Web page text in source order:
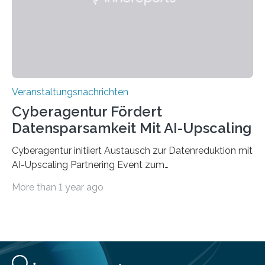
Veranstaltungsnachrichten
Cyberagentur Fördert
Datensparsamkeit Mit AI-Upscaling
Cyberagentur initiiert Austausch zur Datenreduktion mit
AI-Upscaling Partnering Event zum
innovative DatenverarbeitungDie Agentur für
Entwicklung von Technologien zur gezielten
More than 1 year ago